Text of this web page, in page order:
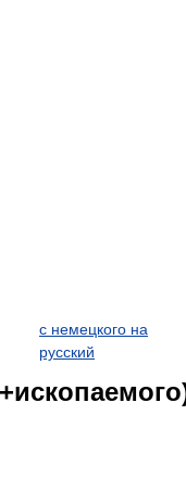
с немецкого на
русский